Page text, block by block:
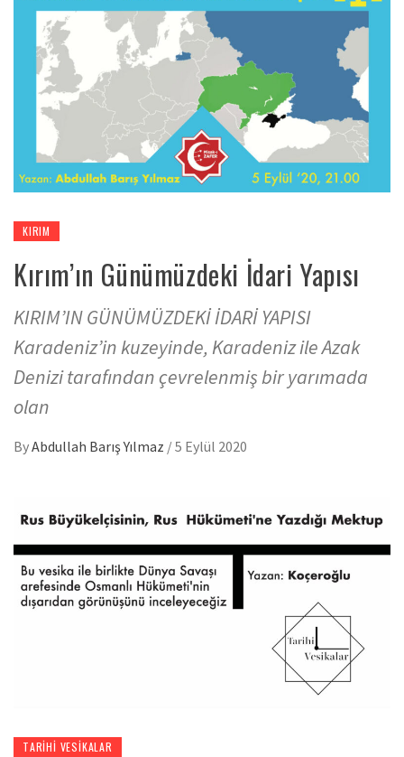
KIRIM
Kırım’ın Günümüzdeki İdari Yapısı
KIRIM’IN GÜNÜMÜZDEKİ İDARİ YAPISI
Karadeniz’in kuzeyinde, Karadeniz ile Azak
Denizi tarafından çevrelenmiş bir yarımada
olan
ByAbdullah Barış Yılmaz /5 Eylül 2020
TARIHI VESIKALAR